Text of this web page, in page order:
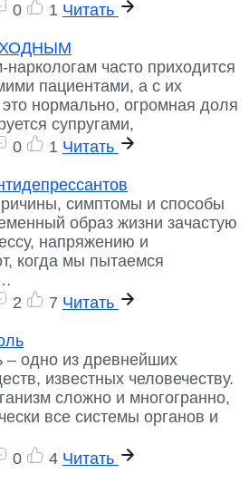
0 1 Читать
часто приходится
пациентами, а с их
нормально, огромная доля
супругами,
0 1 Читать
симптомы и способы
образ жизни зачастую
напряжению и
когда мы пытаемся
2 7 Читать
– одно из древнейших
известных человечеству.
сложно и многогранно,
все системы органов и
0 4 Читать